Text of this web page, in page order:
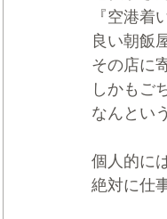
『空港
良い朝飯
その店に
しかもご
なんとい
個人的に
絶対に仕